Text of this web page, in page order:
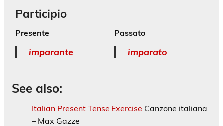
Participio
Presente
imparante
Passato
imparato
See also:
Italian Present Tense Exercise Canzone italiana
– Max Gazze